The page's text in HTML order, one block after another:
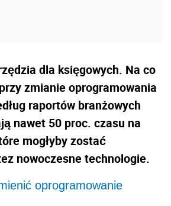
dla księgowych. Na co
zmianie oprogramowania
raportów branżowych
nawet 50 proc. czasu na
mogłyby zostać
nowoczesne technologie.
oprogramowanie